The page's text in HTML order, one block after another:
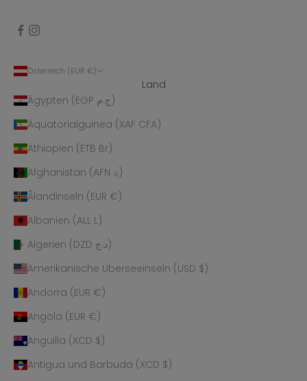
Österreich (EUR €)
Land
Ägypten (EGP ج.م)
Äquatorialguinea (XAF CFA)
Äthiopien (ETB Br)
Afghanistan (AFN ؋)
Ålandinseln (EUR €)
Albanien (ALL L)
Algerien (DZD د.ج)
Amerikanische Überseeinseln (USD $)
Andorra (EUR €)
Angola (EUR €)
Anguilla (XCD $)
Antigua und Barbuda (XCD $)